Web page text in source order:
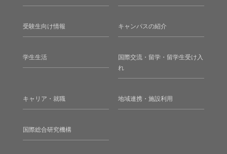
受験生向け情報 キャンパスの紹介
学生生活
国際交流・留学・留学生受け入
れ
キャリア・就職 地域連携・施設利用
国際総合研究機構